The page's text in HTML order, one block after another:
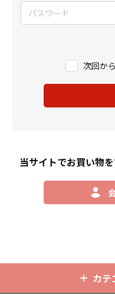
次回か
当サイトでお買い物
カテ